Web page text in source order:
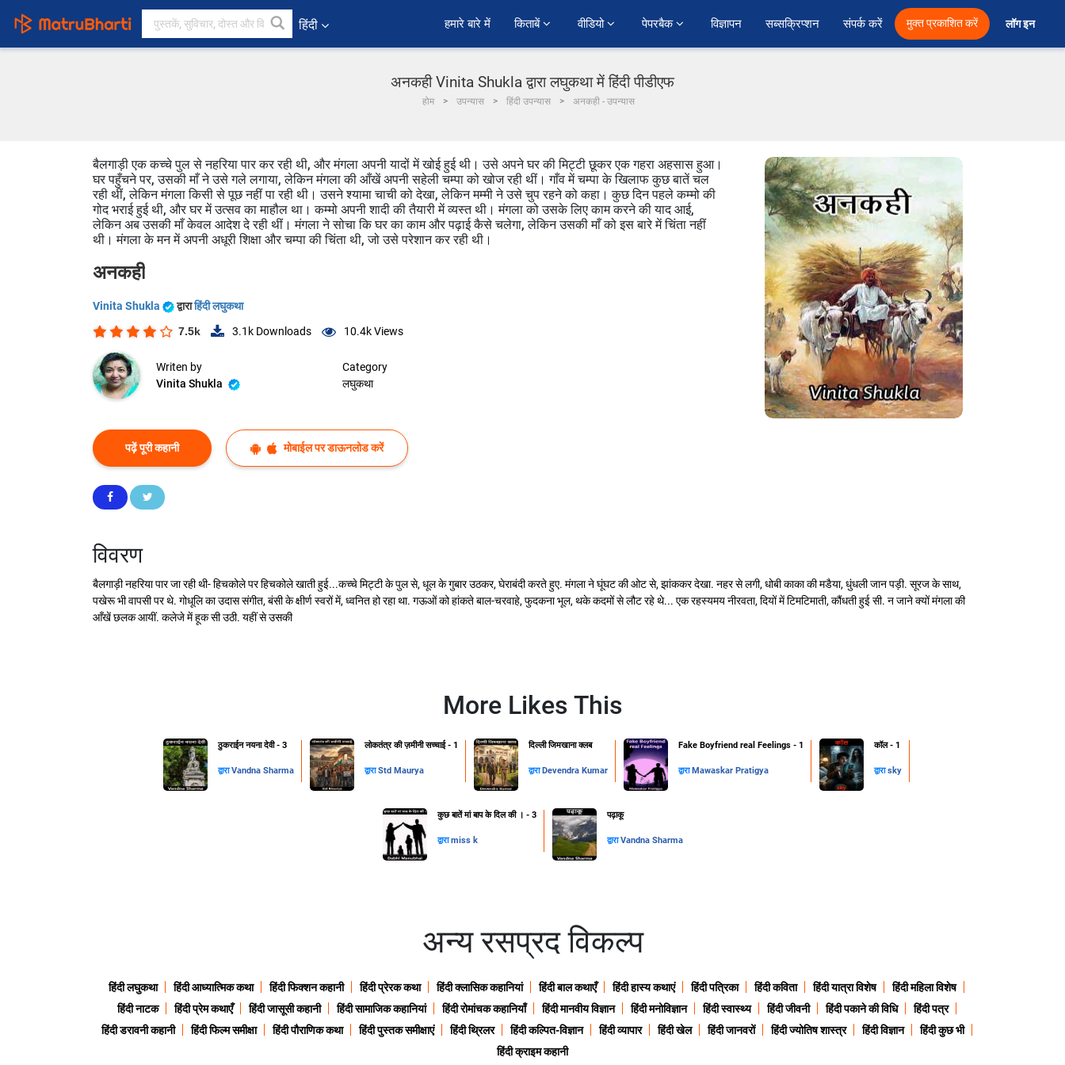
हिंदी हमारे बारे में किताबें वीडियो पेपरबैक विज्ञापन सब्सक्रिप्शन संपर्क करें मुक्त प्रकाशित करें लॉग इन
अनकही Vinita Shukla द्वारा लघुकथा में हिंदी पीडीएफ
होम उपन्यास हिंदी उपन्यास अनकही - उपन्यास
बैलगाड़ी एक कच्चे पुल से नहरिया पार कर रही थी, और मंगला अपनी यादों में खोई हुई थी। उसे अपने घर की मिट्टी छूकर एक गहरा अहसास हुआ।
घर पहुँचने पर, उसकी माँ ने उसे गले लगाया, लेकिन मंगला की आँखें अपनी सहेली चम्पा को खोज रही थीं। गाँव में चम्पा के खिलाफ कुछ बातें चल
रही थीं, लेकिन मंगला किसी से पूछ नहीं पा रही थी। उसने श्यामा चाची को देखा, लेकिन मम्मी ने उसे चुप रहने को कहा। कुछ दिन पहले कम्मो की
गोद भराई हुई थी, और घर में उत्सव का माहौल था। कम्मो अपनी शादी की तैयारी में व्यस्त थी। मंगला को उसके लिए काम करने की याद आई,
लेकिन अब उसकी माँ केवल आदेश दे रही थीं। मंगला ने सोचा कि घर का काम और पढ़ाई कैसे चलेगा, लेकिन उसकी माँ को इस बारे में चिंता नहीं
थी। मंगला के मन में अपनी अधूरी शिक्षा और चम्पा की चिंता थी, जो उसे परेशान कर रही थी।
अनकही
Vinita Shukla द्वाराहिंदी लघुकथा
7.5k 3.1k Downloads 10.4kViews
Writen by
Vinita Shukla
Category
लघुकथा
पढ़ें पूरी कहानी मोबाईल पर डाऊनलोड करें
विवरण
बैलगाड़ी नहरिया पार जा रही थी- हिचकोले पर हिचकोले खाती हुई...कच्चे मिट्टी के पुल से, धूल के गुबार उठकर, घेराबंदी करते हुए. मंगला ने घूंघट की ओट से, झांककर देखा. नहर से लगी, धोबी काका की मडैया, धुंधली जान पड़ी. सूरज के साथ,
पखेरू भी वापसी पर थे. गोधूलि का उदास संगीत, बंसी के क्षीर्ण स्वरों में, ध्वनित हो रहा था. गऊओं को हांकते बाल-चरवाहे, फुदकना भूल, थके कदमों से लौट रहे थे... एक रहस्यमय नीरवता, दियों में टिमटिमाती, कौंधती हुई सी. न जाने क्यों मंगला की
आँखें छलक आयीं. कलेजे में हूक सी उठी. यहीं से उसकी
More Likes This
ठुकराईन नयना देवी - 3
द्वाराVandna Sharma
लोकतंत्र की ज़मीनी सच्चाई - 1
द्वाराStd Maurya
दिल्ली जिमखाना क्लब
द्वारा Devendra Kumar
Fake Boyfriend real Feelings - 1
द्वारा Mawaskar Pratigya
कॉल - 1
द्वाराsky
कुछ बातें मां बाप के दिल की । - 3
द्वाराmiss k
पढ़ाकू
द्वाराVandna Sharma
अन्य रसप्रद विकल्प
हिंदी लघुकथा हिंदी आध्यात्मिक कथा हिंदी फिक्शन कहानी हिंदी प्रेरक कथा हिंदी क्लासिक कहानियां हिंदी बाल कथाएँ हिंदी हास्य कथाएं हिंदी पत्रिका हिंदी कविता हिंदी यात्रा विशेष
हिंदी महिला विशेष
हिंदी नाटक
हिंदी प्रेम कथाएँ हिंदी जासूसी कहानी हिंदी सामाजिक कहानियां हिंदी रोमांचक कहानियाँ हिंदी मानवीय विज्ञान हिंदी मनोविज्ञान हिंदी स्वास्थ्य हिंदी जीवनी हिंदी पकाने की विधि
हिंदी पत्र
हिंदी डरावनी कहानी
हिंदी फिल्म समीक्षा हिंदी पौराणिक कथा हिंदी पुस्तक समीक्षाएं हिंदी थ्रिलर हिंदी कल्पित-विज्ञान हिंदी व्यापार हिंदी खेल हिंदी जानवरों हिंदी ज्योतिष शास्त्र हिंदी विज्ञान
हिंदी कुछ भी
हिंदी क्राइम कहानी